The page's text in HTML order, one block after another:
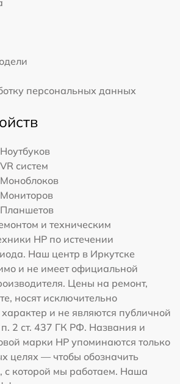
персональных данных
Ноутбуков
VR систем
Моноблоков
Мониторов
Планшетов
и техническим
HP по истечении
Наш центр в Иркутске
и не имеет официальной
Цены на ремонт,
носят исключительно
и не являются публичной
2 ст. 437 ГК РФ. Названия и
марки HP упоминаются только
целях — чтобы обозначить
с которой мы работаем. Наша